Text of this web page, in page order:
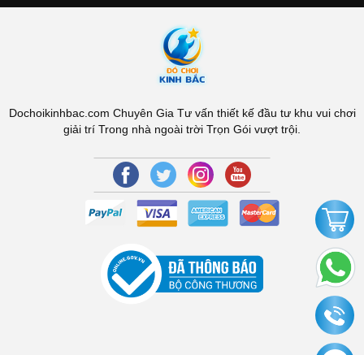
Dochoikinhbac.com Chuyên Gia Tư vấn thiết kế đầu tư khu vui chơi
giải trí Trong nhà ngoài trời Trọn Gói vượt trội.